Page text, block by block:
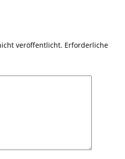
veröffentlicht. Erforderliche